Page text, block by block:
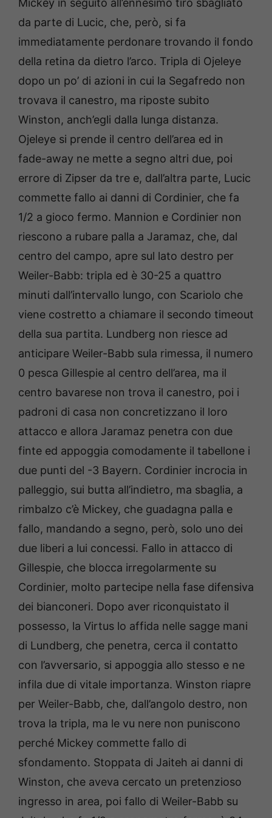
Mickey in seguito all’ennesimo tiro sbagliato
da parte di Lucic, che, però, si fa
immediatamente perdonare trovando il fondo
della retina da dietro l’arco. Tripla di Ojeleye
dopo un po’ di azioni in cui la Segafredo non
trovava il canestro, ma riposte subito
Winston, anch’egli dalla lunga distanza.
Ojeleye si prende il centro dell’area ed in
fade-away ne mette a segno altri due, poi
errore di Zipser da tre e, dall’altra parte, Lucic
commette fallo ai danni di Cordinier, che fa
1/2 a gioco fermo. Mannion e Cordinier non
riescono a rubare palla a Jaramaz, che, dal
centro del campo, apre sul lato destro per
Weiler-Babb: tripla ed è 30-25 a quattro
minuti dall’intervallo lungo, con Scariolo che
viene costretto a chiamare il secondo timeout
della sua partita. Lundberg non riesce ad
anticipare Weiler-Babb sula rimessa, il numero
0 pesca Gillespie al centro dell’area, ma il
centro bavarese non trova il canestro, poi i
padroni di casa non concretizzano il loro
attacco e allora Jaramaz penetra con due
finte ed appoggia comodamente il tabellone i
due punti del -3 Bayern. Cordinier incrocia in
palleggio, sui butta all’indietro, ma sbaglia, a
rimbalzo c’è Mickey, che guadagna palla e
fallo, mandando a segno, però, solo uno dei
due liberi a lui concessi. Fallo in attacco di
Gillespie, che blocca irregolarmente su
Cordinier, molto partecipe nella fase difensiva
dei bianconeri. Dopo aver riconquistato il
possesso, la Virtus lo affida nelle sagge mani
di Lundberg, che penetra, cerca il contatto
con l’avversario, si appoggia allo stesso e ne
infila due di vitale importanza. Winston riapre
per Weiler-Babb, che, dall’angolo destro, non
trova la tripla, ma le vu nere non puniscono
perché Mickey commette fallo di
sfondamento. Stoppata di Jaiteh ai danni di
Winston, che aveva cercato un pretenzioso
ingresso in area, poi fallo di Weiler-Babb su